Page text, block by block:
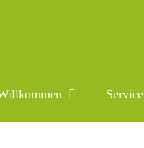
Service